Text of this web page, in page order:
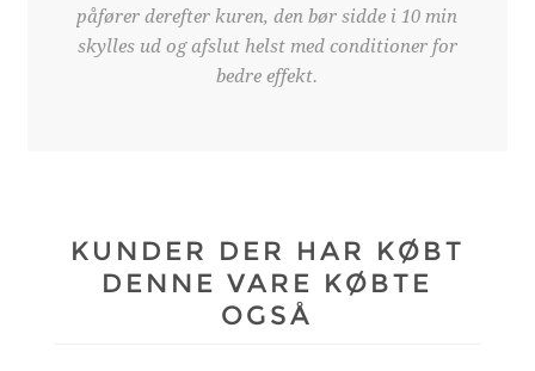
påfører derefter kuren, den bør sidde i 10 min
skylles ud og afslut helst med conditioner for
bedre effekt.
KUNDER DER HAR KØBT
DENNE VARE KØBTE
OGSÅ